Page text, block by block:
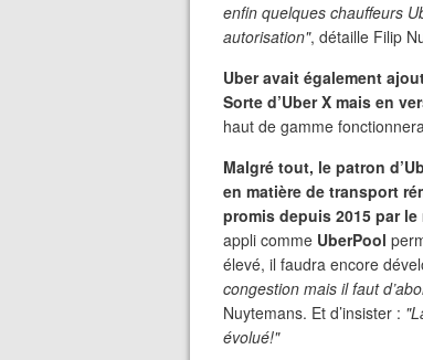
enfin quelques chauffeurs
autorisation", détaille Filip
Uber avait également
Sorte d’Uber X mais en
haut de gamme
Malgré tout, le patron
en matière de transport
promis depuis 2015 par
appli comme UberPool
élevé, il faudra encore
congestion mais il faut
Nuytemans. Et d’insister :
évolué!"